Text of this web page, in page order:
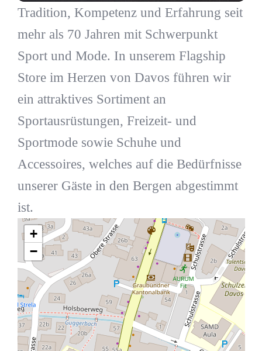
Tradition, Kompetenz und Erfahrung seit
mehr als 70 Jahren mit Schwerpunkt
Sport und Mode. In unserem Flagship
Store im Herzen von Davos führen wir
ein attraktives Sortiment an
Sportausrüstungen, Freizeit- und
Sportmode sowie Schuhe und
Accessoires, welches auf die Bedürfnisse
unserer Gäste in den Bergen abgestimmt
ist.
+
−